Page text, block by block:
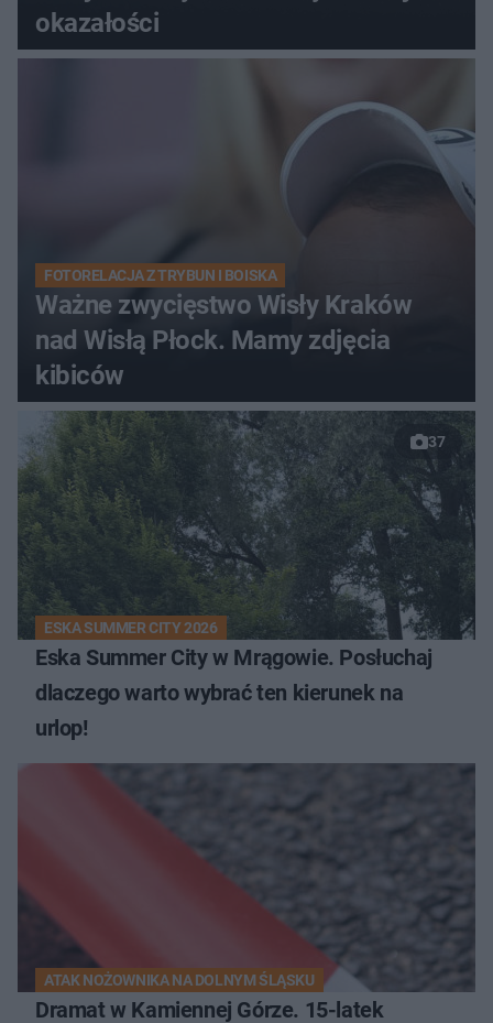
okazałości
FOTORELACJA Z TRYBUN I BOISKA
Ważne zwycięstwo Wisły Kraków
nad Wisłą Płock. Mamy zdjęcia
kibiców
37
ESKA SUMMER CITY 2026
Eska Summer City w Mrągowie. Posłuchaj
dlaczego warto wybrać ten kierunek na
urlop!
ATAK NOŻOWNIKA NA DOLNYM ŚLĄSKU
Dramat w Kamiennej Górze. 15-latek